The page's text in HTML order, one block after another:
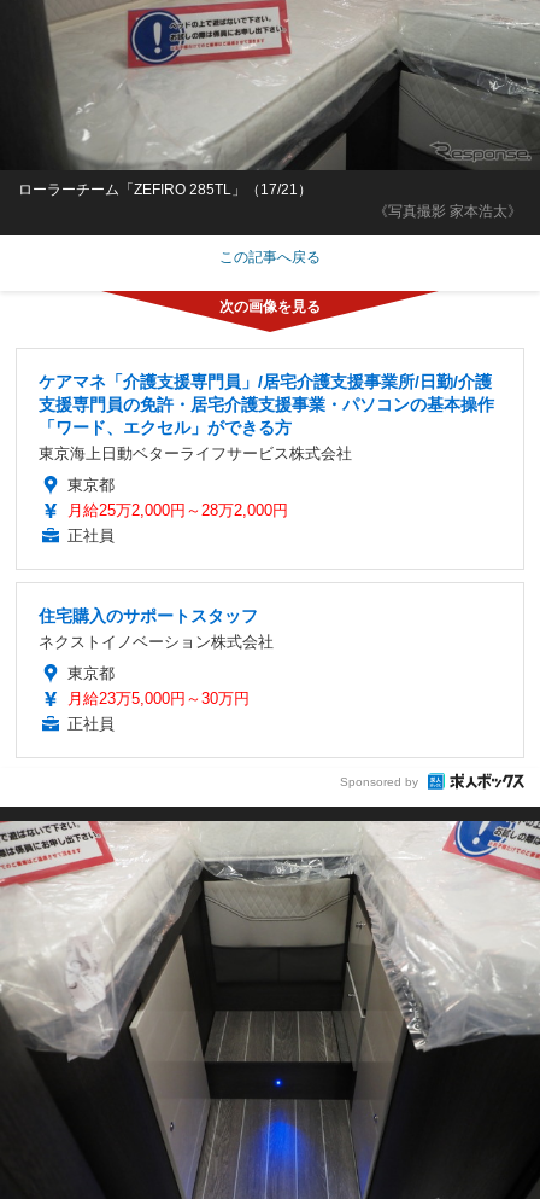
《写真撮影 家本浩太》
ローラーチーム「ZEFIRO 285TL」（17/21）
この記事へ戻る
ケアマネ「介護支援専門員」/居宅介護支援事業所/日勤/介護
支援専門員の免許・居宅介護支援事業・パソコンの基本操作
「ワード、エクセル」ができる方
東京海上日動ベターライフサービス株式会社
東京都
月給25万2,000円～28万2,000円
正社員
住宅購入のサポートスタッフ
ネクストイノベーション株式会社
東京都
月給23万5,000円～30万円
正社員
Sponsored by